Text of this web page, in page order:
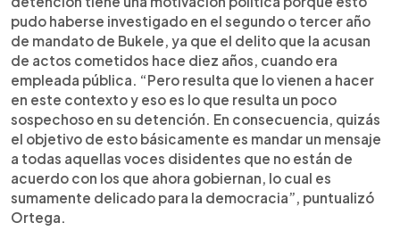
pudo haberse investigado en el segundo o tercer año
de mandato de Bukele, ya que el delito que la acusan
de actos cometidos hace diez años, cuando era
empleada pública. “Pero resulta que lo vienen a hacer
en este contexto y eso es lo que resulta un poco
sospechoso en su detención. En consecuencia, quizás
el objetivo de esto básicamente es mandar un mensaje
a todas aquellas voces disidentes que no están de
acuerdo con los que ahora gobiernan, lo cual es
sumamente delicado para la democracia”, puntualizó
Ortega.